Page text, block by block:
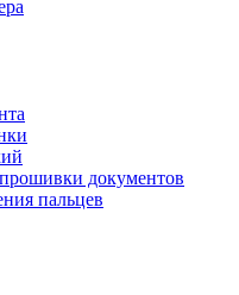
документов
пальцев